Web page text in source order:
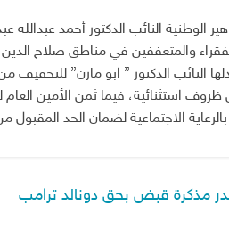
الوطنية النائب الدكتور أحمد عبدالله
والمتعففين في مناطق صلاح الدين
النائب الدكتور ” ابو مازن”
استثنائية، فيما ثمن الأمين العام
الاجتماعية لضمان الحد المقبول
مذكرة قبض بحق دونالد ‏ترامب